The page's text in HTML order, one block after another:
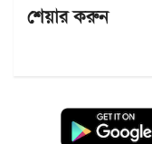
শেয়ার করুন